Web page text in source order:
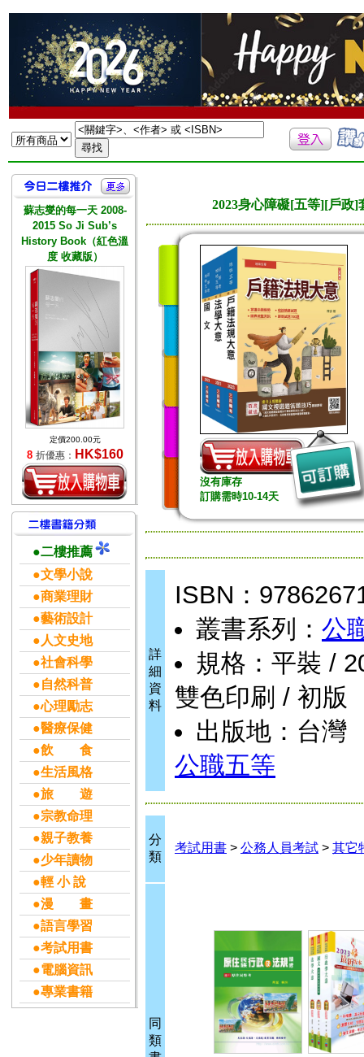
蘇志燮的每一天 2008-
2015 So Ji Sub’s
History Book（紅色溫
度 收藏版）
定價200.00元
8 折優惠： HK$160
●二樓推薦
●文學小說
●商業理財
●藝術設計
●人文史地
●社會科學
●自然科普
●心理勵志
●醫療保健
●飲 食
●生活風格
●旅 遊
●宗教命理
●親子教養
●少年讀物
●輕 小 說
●漫 畫
●語言學習
●考試用書
●電腦資訊
●專業書籍
2023身心障礙[五等][戶政
沒有庫存
訂購需時10-14天
詳
細
資
料
ISBN：
叢書系列： 公
規格：平裝 /
雙色印刷 / 初版
出版地：台灣
公職五等
分
類
考試用書 > 公務人員考試 > 其它
同
類